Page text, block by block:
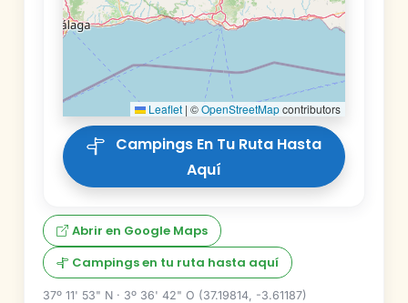
Leaflet | ©OpenStreetMapcontributors
Aquí
Abrir en Google Maps
Campings en tu ruta hasta aquí
37º 11' 53" N · 3º 36' 42" O (37.19814, -3.61187)